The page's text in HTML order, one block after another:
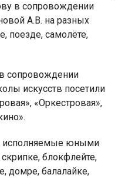
в сопровождении
А.В. на разных
поезде, самолёте,
в сопровождении
искусств посетили
«Оркестровая»,
исполняемые юными
блокфлейте,
домре, балалайке,